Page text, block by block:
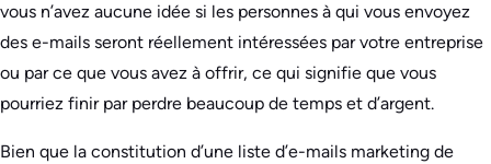
vous n’avez aucune idée si les personnes à qui vous envoyez
des e-mails seront réellement intéressées par votre entreprise
ou par ce que vous avez à offrir, ce qui signifie que vous
pourriez finir par perdre beaucoup de temps et d’argent.
Bien que la constitution d’une liste d’e-mails marketing de